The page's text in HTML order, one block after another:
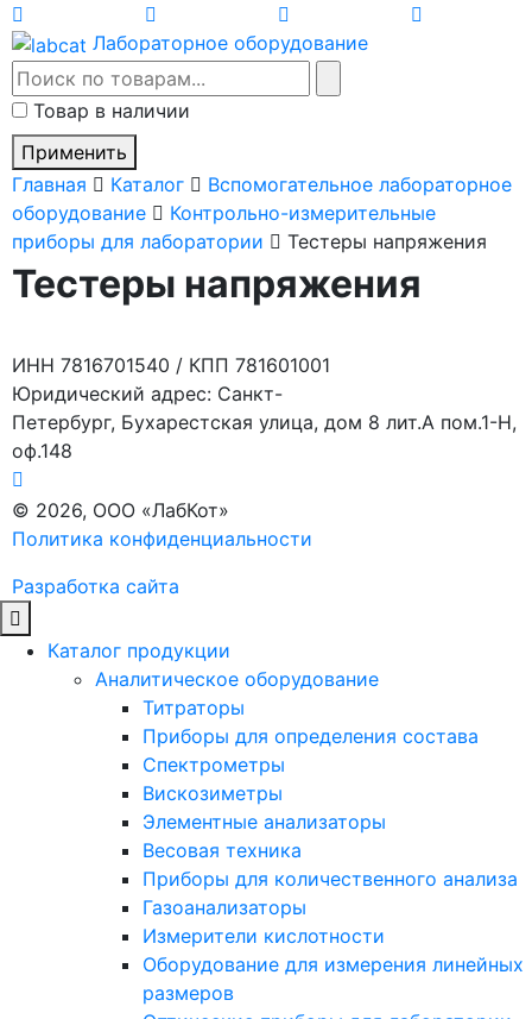
Лабораторное оборудование
Товар в наличии
Применить
Главная
Каталог
Вспомогательное лабораторное
оборудование
Контрольно-измерительные
приборы для лаборатории
Тестеры напряжения
Тестеры напряжения
ИНН 7816701540 / КПП 781601001
Юридический адрес: Санкт-
Петербург, Бухарестская улица, дом 8 лит.А пом.1-Н,
оф.148
© 2026, ООО «ЛабКот»
Политика конфиденциальности
Разработка сайта
Каталог продукции
Аналитическое оборудование
Титраторы
Приборы для определения состава
Спектрометры
Вискозиметры
Элементные анализаторы
Весовая техника
Приборы для количественного анализа
Газоанализаторы
Измерители кислотности
Оборудование для измерения линейных
размеров